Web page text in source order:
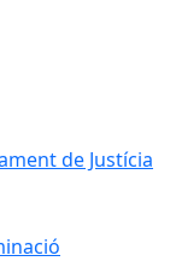
de Justícia